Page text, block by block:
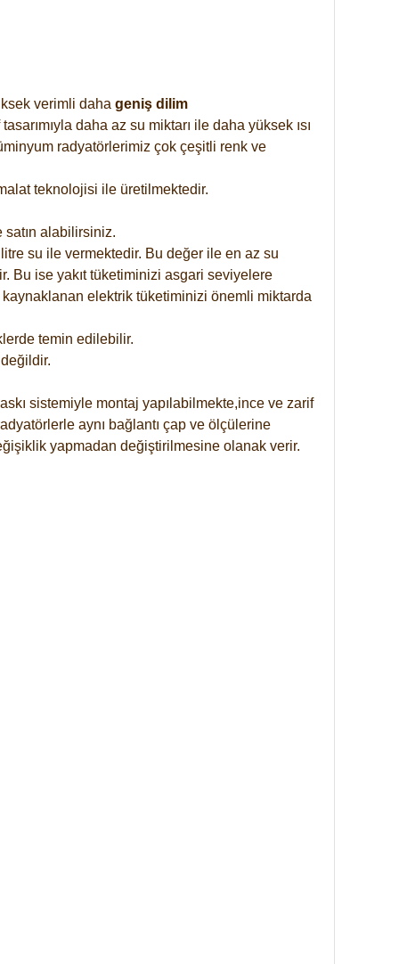
verimli daha geniş dilim
daha az su miktarı ile daha yüksek ısı
radyatörlerimiz çok çeşitli renk ve
teknolojisi ile üretilmektedir.
alabilirsiniz.
su ile vermektedir. Bu değer ile en az su
Bu ise yakıt tüketiminizi asgari seviyelere
kaynaklanan elektrik tüketiminizi önemli miktarda
temin edilebilir.
sistemiyle montaj yapılabilmekte,ince ve zarif
aynı bağlantı çap ve ölçülerine
yapmadan değiştirilmesine olanak verir.